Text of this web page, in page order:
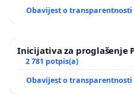
Obavijest o transparentnosti
Inicijativa za proglašenje
2 781 potpis(a)
Obavijest o transparentnosti